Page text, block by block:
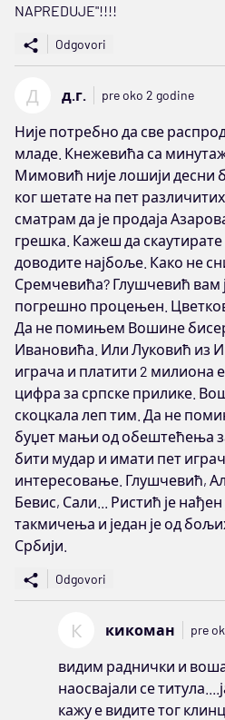
NAPREDUJE"!!!!
Odgovori
Д д.г. pre oko 2 godine
Није потребно да све
младе. Кнежевића са
Мимовић није лошији десни
ког шетате на пет
сматрам да је продаја
грешка. Кажеш да скаутирате
доводите најбоље. Како не
Сремчевића? Глушчевић вам
погрешно процењен.
Да не помињем Вошине
Ивановића. Или Луковић из
играча и платити 2 милиона
цифра за српске прилике.
скоцкала леп тим. Да не
буџет мањи од обештећења
бити мудар и имати пет
интересовање. Глушчевић,
Бевис, Сали... Ристић је
такмичења и један је од
Србији.
Odgovori
К кикоман pre
видим раднички и воша
наосвајали се
кажу е видите тог